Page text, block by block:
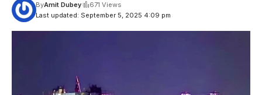
Last updated: September 5, 2025 4:09 pm
ByAmit Dubey 671 Views